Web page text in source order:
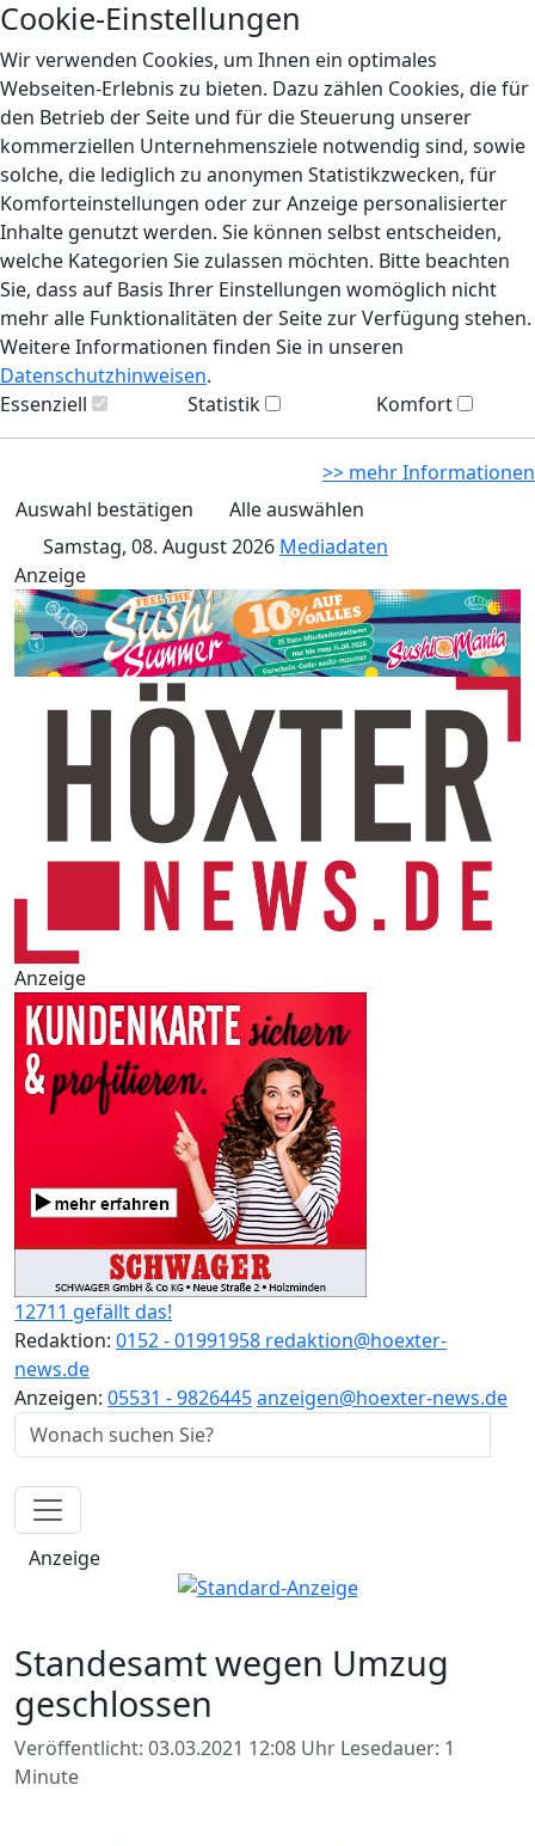
Cookie-Einstellungen
Wir verwenden Cookies, um Ihnen ein optimales
Webseiten-Erlebnis zu bieten. Dazu zählen Cookies, die für
den Betrieb der Seite und für die Steuerung unserer
kommerziellen Unternehmensziele notwendig sind, sowie
solche, die lediglich zu anonymen Statistikzwecken, für
Komforteinstellungen oder zur Anzeige personalisierter
Inhalte genutzt werden. Sie können selbst entscheiden,
welche Kategorien Sie zulassen möchten. Bitte beachten
Sie, dass auf Basis Ihrer Einstellungen womöglich nicht
mehr alle Funktionalitäten der Seite zur Verfügung stehen.
Weitere Informationen finden Sie in unseren
Datenschutzhinweisen.
Essenziell
Statistik Komfort
>> mehr Informationen
Auswahl bestätigen
Alle auswählen
Samstag, 08. August 2026 Mediadaten
Anzeige
Anzeige
12711 gefällt das!
Redaktion: 0152 - 01991958 redaktion@hoexter-
news.de
Anzeigen: 05531 - 9826445anzeigen@hoexter-news.de
Anzeige
Standesamt wegen Umzug
geschlossen
Veröffentlicht: 03.03.2021 12:08 Uhr Lesedauer: 1
Minute